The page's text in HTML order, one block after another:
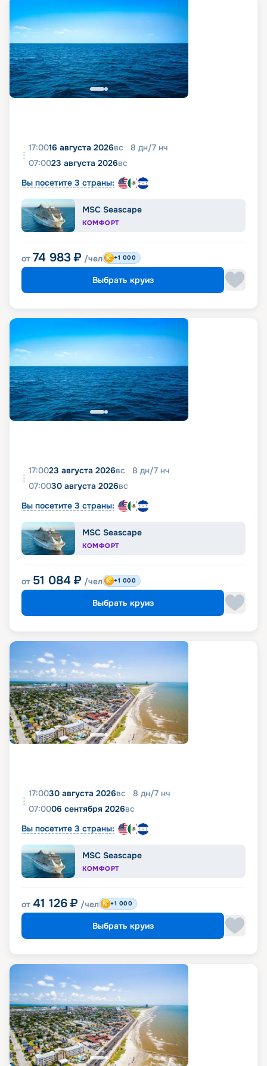
17:0016 августа 2026вс 8 дн/7 нч
07:0023 августа 2026вс
Вы посетите 3 страны:
MSC Seascape
КОМФОРТ
от 74 983 ₽ /чел +1 000
Выбрать круиз
17:0023 августа 2026вс 8 дн/7 нч
07:0030 августа 2026вс
Вы посетите 3 страны:
MSC Seascape
КОМФОРТ
от 51 084 ₽ /чел +1 000
Выбрать круиз
17:0030 августа 2026вс 8 дн/7 нч
07:0006 сентября 2026вс
Вы посетите 3 страны:
MSC Seascape
КОМФОРТ
от 41 126 ₽ /чел +1 000
Выбрать круиз